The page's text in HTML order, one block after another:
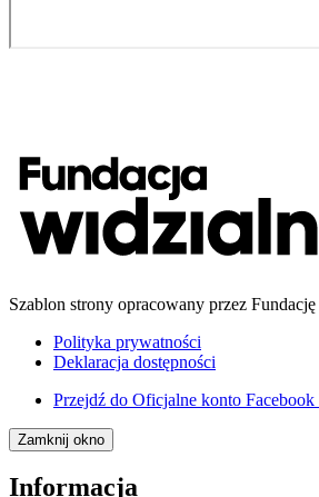
Szablon strony opracowany przez
Polityka prywatności
Deklaracja dostępności
Przejdź do Oficjalne konto
Zamknij okno
Informacja